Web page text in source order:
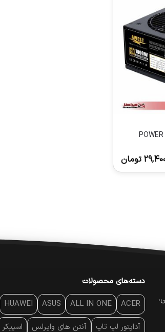
تومان
دسته‌های محصولات
ACER
ALL IN ONE
ASUS
HUAWEI
آداپتور لپ تاپ
آنتن‌ های وایرلس اسپیکر